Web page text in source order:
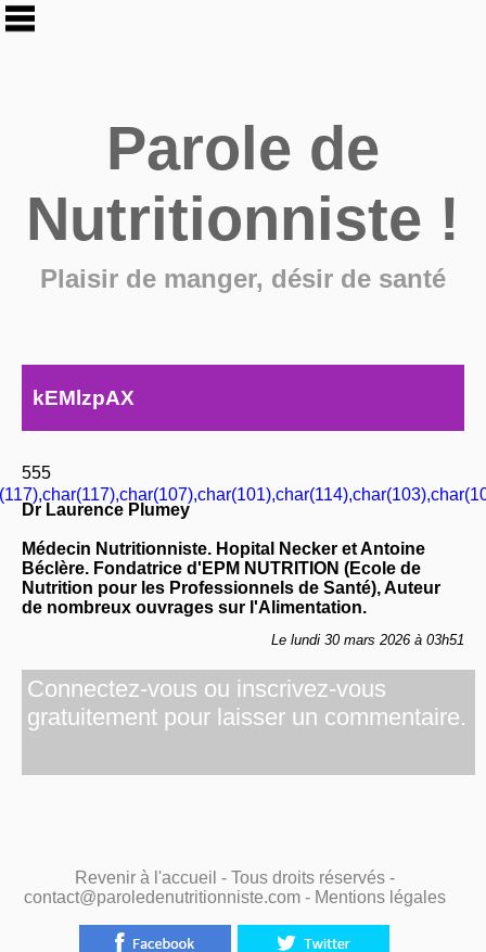
Parole de
Nutritionniste !
Plaisir de manger, désir de santé
kEMlzpAX
555
Dr Laurence Plumey
Médecin Nutritionniste. Hopital Necker et Antoine
Béclère. Fondatrice d'EPM NUTRITION (Ecole de
Nutrition pour les Professionnels de Santé), Auteur
de nombreux ouvrages sur l'Alimentation.
Le lundi 30 mars 2026 à 03h51
Connectez-vous ou inscrivez-vous
gratuitement pour laisser un commentaire.
Revenir à l'accueil - Tous droits réservés -
contact@paroledenutritionniste.com - Mentions légales